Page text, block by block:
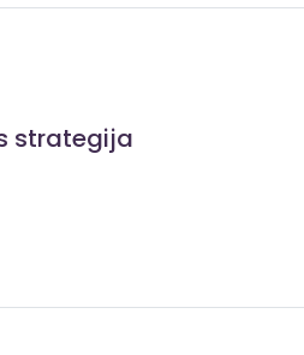
strategija